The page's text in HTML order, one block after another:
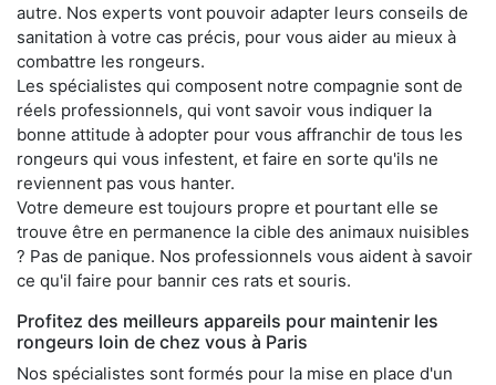
autre. Nos experts vont pouvoir adapter leurs conseils de
sanitation à votre cas précis, pour vous aider au mieux à
combattre les rongeurs.
Les spécialistes qui composent notre compagnie sont de
réels professionnels, qui vont savoir vous indiquer la
bonne attitude à adopter pour vous affranchir de tous les
rongeurs qui vous infestent, et faire en sorte qu'ils ne
reviennent pas vous hanter.
Votre demeure est toujours propre et pourtant elle se
trouve être en permanence la cible des animaux nuisibles
? Pas de panique. Nos professionnels vous aident à savoir
ce qu'il faire pour bannir ces rats et souris.
Profitez des meilleurs appareils pour maintenir les
rongeurs loin de chez vous à Paris
Nos spécialistes sont formés pour la mise en place d'un